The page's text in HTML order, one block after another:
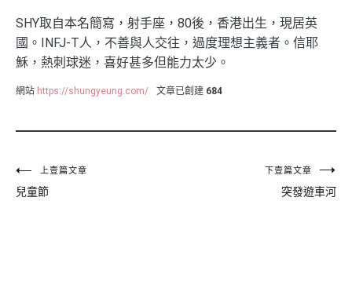
SHY取自本名簡寫，射手座，80後，香港出生，現居英
國。INFJ-T人，不善與人交往，過度理想主義者。信耶
穌，熱刺球迷，喜好甚多但能力太少。
網站 https://shungyeung.com/ 文章已創建 684
文
章
上壹篇文章
兒童節
下壹篇文章
突發遊車河